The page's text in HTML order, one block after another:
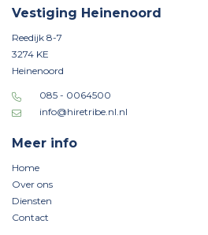
Vestiging Heinenoord
Reedijk 8-7
3274 KE
Heinenoord
085 - 0064500
info@hiretribe.nl.nl
Meer info
Home
Over ons
Diensten
Contact